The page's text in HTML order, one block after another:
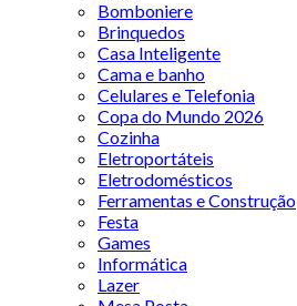
Bomboniere
Brinquedos
Casa Inteligente
Cama e banho
Celulares e Telefonia
Copa do Mundo 2026
Cozinha
Eletroportáteis
Eletrodomésticos
Ferramentas e Construção
Festa
Games
Informática
Lazer